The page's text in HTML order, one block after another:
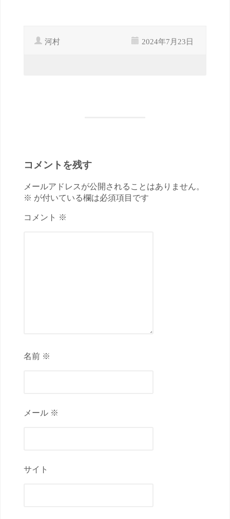
河村 2024年7月23日
コメントを残す
メールアドレスが公開されることはありません。
※ が付いている欄は必須項目です
コメント ※
名前 ※
メール ※
サイト